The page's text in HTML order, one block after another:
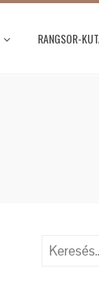
RANGSOR-
Keresés: